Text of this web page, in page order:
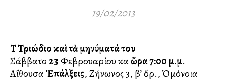
19/02/2013
Τὸ Τριώδιο καὶ τὰ μηνύματά του
Σάββατο23Φεβρουαρίου καὶὥρα 7:00 μ.μ.
ΑἴθουσαἘπάλξεις, Ζήνωνος 3, β’ ὄρ., Ὁμόνοια